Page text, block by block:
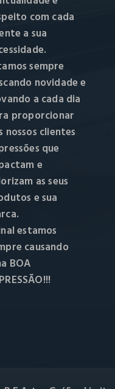
com cada
a sua
sempre
novidade e
a cada dia
proporcionar
nossos clientes
que
e
as seus
e sua
estamos
causando
BOA